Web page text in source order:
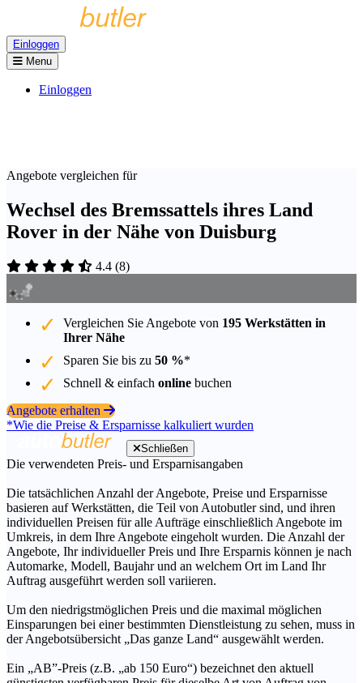
Einloggen
Menu
Einloggen
Angebote vergleichen für
Wechsel des Bremssattels ihres Land
Rover in der Nähe von Duisburg
4.4 (8)
Vergleichen Sie Angebote von 195 Werkstätten in
Ihrer Nähe
Sparen Sie bis zu 50 %*
Schnell & einfach online buchen
Angebote erhalten
*Wie die Preise & Ersparnisse kalkuliert wurden
Schließen
Die verwendeten Preis- und Ersparnisangaben
Die tatsächlichen Anzahl der Angebote, Preise und Ersparnisse
basieren auf Werkstätten, die Teil von Autobutler sind, und ihren
individuellen Preisen für alle Aufträge einschließlich Angebote im
Umkreis, in dem Ihre Angebote eingeholt wurden. Die Anzahl der
Angebote, Ihr individueller Preis und Ihre Ersparnis können je nach
Automarke, Modell, Baujahr und an welchem Ort im Land Ihr
Auftrag ausgeführt werden soll variieren.
Um den niedrigstmöglichen Preis und die maximal möglichen
Einsparungen bei einer bestimmten Dienstleistung zu sehen, muss in
der Angebotsübersicht „Das ganze Land“ ausgewählt werden.
Ein „AB”-Preis (z.B. „ab 150 Euro“) bezeichnet den aktuell